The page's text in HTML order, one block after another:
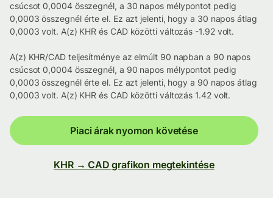
csúcsot 0,0004 összegnél, a 30 napos mélypontot pedig
0,0003 összegnél érte el. Ez azt jelenti, hogy a 30 napos átlag
0,0003 volt. A(z) KHR és CAD közötti változás -1.92 volt.
A(z) KHR/CAD teljesítménye az elmúlt 90 napban a 90 napos
csúcsot 0,0004 összegnél, a 90 napos mélypontot pedig
0,0003 összegnél érte el. Ez azt jelenti, hogy a 90 napos átlag
0,0003 volt. A(z) KHR és CAD közötti változás 1.42 volt.
Piaci árak nyomon követése
KHR → CAD grafikon megtekintése